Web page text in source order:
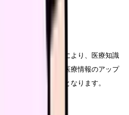
重要となります。
症例検討会の開催により、医療知識
す。特に、最新の医療情報のアップ
共有は重要な要素となります。